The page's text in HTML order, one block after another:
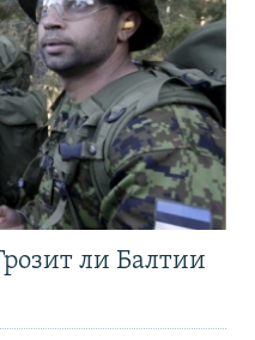
ли Балтии